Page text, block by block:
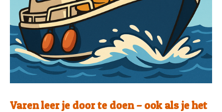
Varen leer je door te doen – ook als je het